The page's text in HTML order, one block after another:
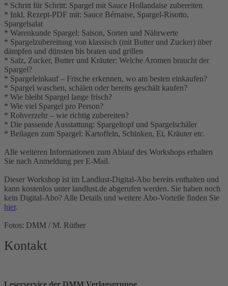
* Schritt für Schritt: Spargel mit Sauce Hollandaise zubereiten
* Inkl. Rezept-PDF mit: Sauce Bérnaise, Spargel-Risotto,
Spargelsalat
* Warenkunde Spargel: Saison, Sorten und Nährwerte
* Spargelzubereitung von klassisch (mit Butter und Zucker) über
dämpfen und dünsten bis braten und grillen
* Salz, Zucker, Butter und Kräuter: Welche Aromen braucht der
Spargel?
* Spargeleinkauf – Frische erkennen, wo am besten einkaufen?
* Spargel waschen, schälen oder bereits geschält kaufen?
* Wie bleibt Spargel lange frisch?
* Wie viel Spargel pro Person?
* Rohverzehr – wie richtig zubereiten?
* Die passende Ausstattung: Spargeltopf und Spargelschäler
* Beilagen zum Spargel: Kartoffeln, Schinken, Ei, Kräuter etc.
Alle weiteren Informationen zum Ablauf des Workshops erhalten
Sie nach Anmeldung per E-Mail.
Dieser Workshop ist im Landlust-Digital-Abo bereits enthalten und
kann kostenlos unter landlust.de abgerufen werden. Sie haben noch
kein Digital-Abo? Alle Details und weitere Abo-Vorteile finden Sie
hier.
Fotos: DMM / M. Rüther
Kontakt
Leserservice der DMM Verlagsgruppe